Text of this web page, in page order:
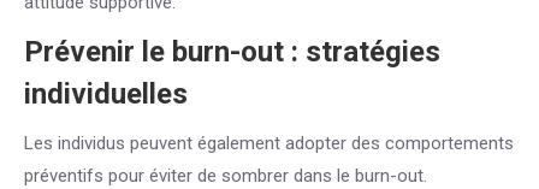
Prévenir le burn-out : stratégies
individuelles
Les individus peuvent également adopter des comportements
préventifs pour éviter de sombrer dans le burn-out.